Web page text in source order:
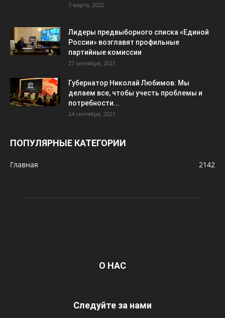
3 марта, 2022
Лидеры предвыборного списка «Единой
России» возглавят профильные
партийные комиссии
27 сентября, 2021
Губернатор Николай Любимов: Мы
делаем все, чтобы учесть проблемы и
потребности...
24 сентября, 2021
ПОПУЛЯРНЫЕ КАТЕГОРИИ
Главная 2142
О НАС
Следуйте за нами